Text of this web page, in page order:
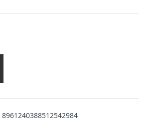
8961240388512542984